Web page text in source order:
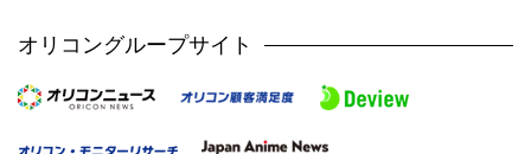
オリコングループサイト